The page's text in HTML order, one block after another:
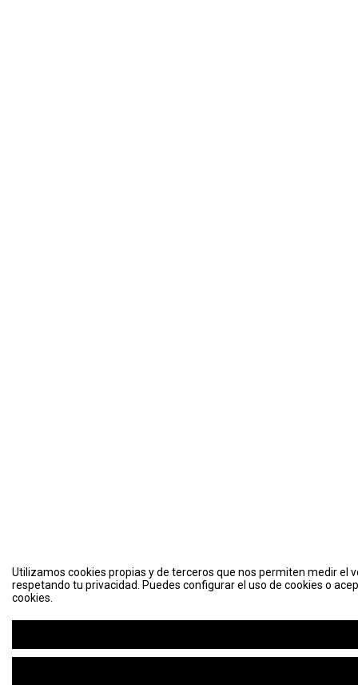
Utilizamos cookies propias y de terceros que nos permiten medir el
respetando tu privacidad. Puedes configurar el uso de cookies o
cookies.